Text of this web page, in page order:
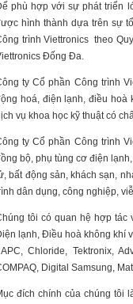
phù hợp với sự phát triển
hình thành dựa trên sự
trình Viettronics theo
Đống Đa.
ty Cổ phần Công trình
hoá, điện lạnh, điều hoà
vụ khoa học kỹ thuật có
ty Cổ phần Công trình
bộ, phụ tùng cơ điện
bất động sản, khách sạn,
dân dụng, công nghiệp,
tôi có quan hệ hợp tác
lạnh, Điều hoà không khí
APC, Chloride, Tektronix,
Digital Samsung,
đích chính của chúng tôi